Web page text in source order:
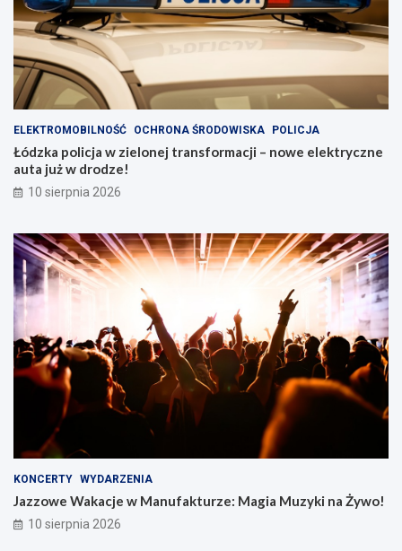
ELEKTROMOBILNOŚĆ OCHRONA ŚRODOWISKA POLICJA
Łódzka policja w zielonej transformacji – nowe elektryczne
auta już w drodze!
10 sierpnia 2026
KONCERTY WYDARZENIA
Jazzowe Wakacje w Manufakturze: Magia Muzyki na Żywo!
10 sierpnia 2026